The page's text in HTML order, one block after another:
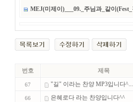
MEJ(미제이)___09._주님과_같이
번호 제목
67 "길" 이라는 찬양 MP3입니다^...
66 은혜로다 라는 찬양입니다^^